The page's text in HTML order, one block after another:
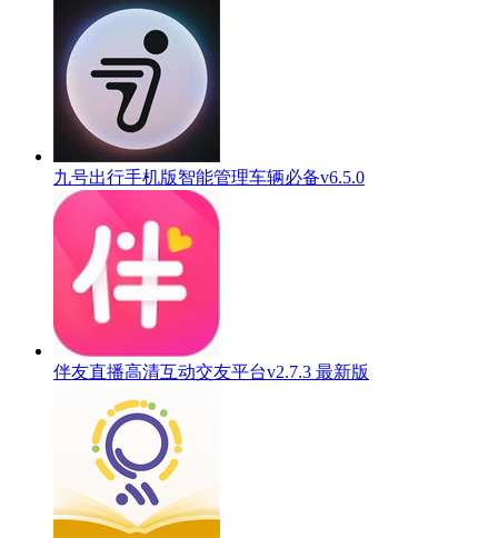
九号出行手机版智能管理车辆必备v6.5.0
伴友直播高清互动交友平台v2.7.3 最新版